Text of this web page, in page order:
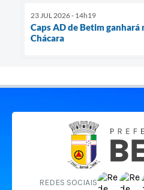
23 JUL 2026 - 14h19
Caps AD de Betim ganhará
Chácara
REDES SOCIAIS